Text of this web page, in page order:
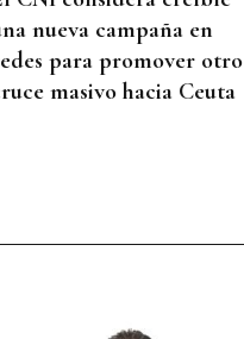
nueva campaña en
para promover otro
masivo hacia Ceuta